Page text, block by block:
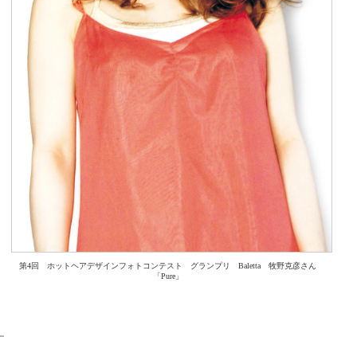
第4回 ホットヘアデザインフォトコンテスト グランプリ Baletta 牧野克彦さん
「Pure」